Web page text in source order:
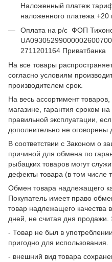
Наложенный платеж
наложенного платежа +20
Оплата на р/с ФОП
2711201164 Приватбанка
На все товары
согласно условиям
производителем срок.
На весь ассортимент
магазине, гарантия сроком
правильной эксплуатации,
дополнительно не оговорены
В соответствии с Законом о
причиной для обмена по
рыбацких товаров могут
дефекты товара (в том
Обмен товара надлежащего
Покупатель имеет право
товар надлежащего качества
дней, не считая дня продажи.
- Товар не был в
пригодно для использования.
- внешний вид товара